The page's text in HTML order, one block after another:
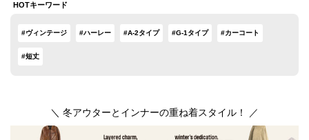
HOTキーワード
#ヴィンテージ #ハーレー #A-2タイプ #G-1タイプ #カーコート
#短丈
＼ 冬アウターとインナーの重ね着スタイル！ ／